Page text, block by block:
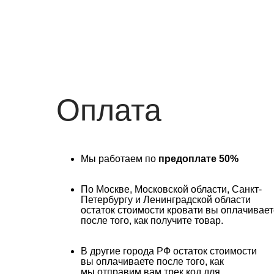
Мы работаем по предоплате 50%
По Москве, Московской области, Санкт-
Петербургу и Ленинградской области
остаток стоимости кровати вы
после того, как получите товар.
В другие города РФ остаток стоимости
вы оплачиваете после того, как
мы отправим вам трек код для
Оплата